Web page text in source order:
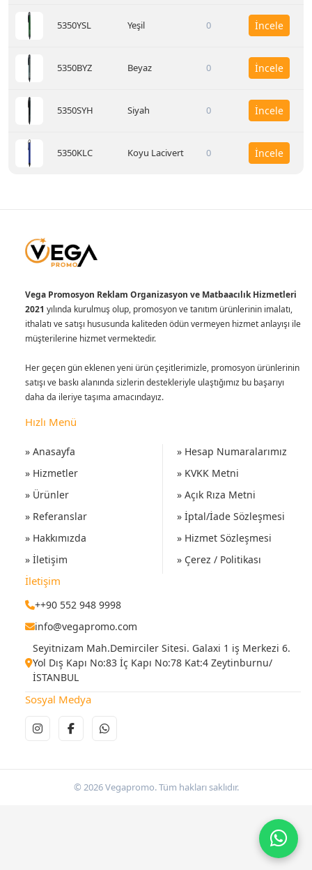
5350YSL Yeşil 0 İncele
5350BYZ Beyaz 0 İncele
5350SYH Siyah 0 İncele
5350KLC Koyu Lacivert 0 İncele
Vega Promosyon Reklam Organizasyon ve Matbaacılık Hizmetleri
2021 yılında kurulmuş olup, promosyon ve tanıtım ürünlerinin imalatı,
ithalatı ve satışı hususunda kaliteden ödün vermeyen hizmet anlayışı ile
müşterilerine hizmet vermektedir.
Her geçen gün eklenen yeni ürün çeşitlerimizle, promosyon ürünlerinin
satışı ve baskı alanında sizlerin destekleriyle ulaştığımız bu başarıyı
daha da ileriye taşıma amacındayız.
Hızlı Menü
» Anasayfa
» Hizmetler
» Ürünler
» Referanslar
» Hakkımızda
» İletişim
» Hesap Numaralarımız
» KVKK Metni
» Açık Rıza Metni
» İptal/İade Sözleşmesi
» Hizmet Sözleşmesi
» Çerez / Politikası
İletişim
++90 552 948 9998
info@vegapromo.com
Seyitnizam Mah.Demirciler Sitesi. Galaxi 1 iş Merkezi 6.
Yol Dış Kapı No:83 İç Kapı No:78 Kat:4 Zeytinburnu/
İSTANBUL
Sosyal Medya
© 2026 Vegapromo. Tüm hakları saklıdır.